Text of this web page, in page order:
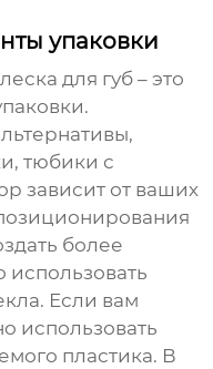
упаковки
для губ– это
тюбики с
зависит от ваших
более
Если вам
использовать
пластика. В